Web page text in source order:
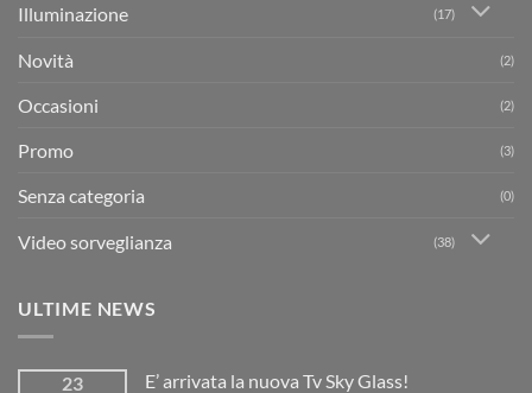
Illuminazione (17)
Novità (2)
Occasioni (2)
Promo (3)
Senza categoria (0)
Video sorveglianza (38)
ULTIME NEWS
23 E’ arrivata la nuova Tv Sky Glass!